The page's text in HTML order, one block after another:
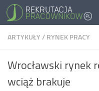
ARTYKUŁY/RYNEK PRACY
Wrocławski rynek
wciąż brakuje